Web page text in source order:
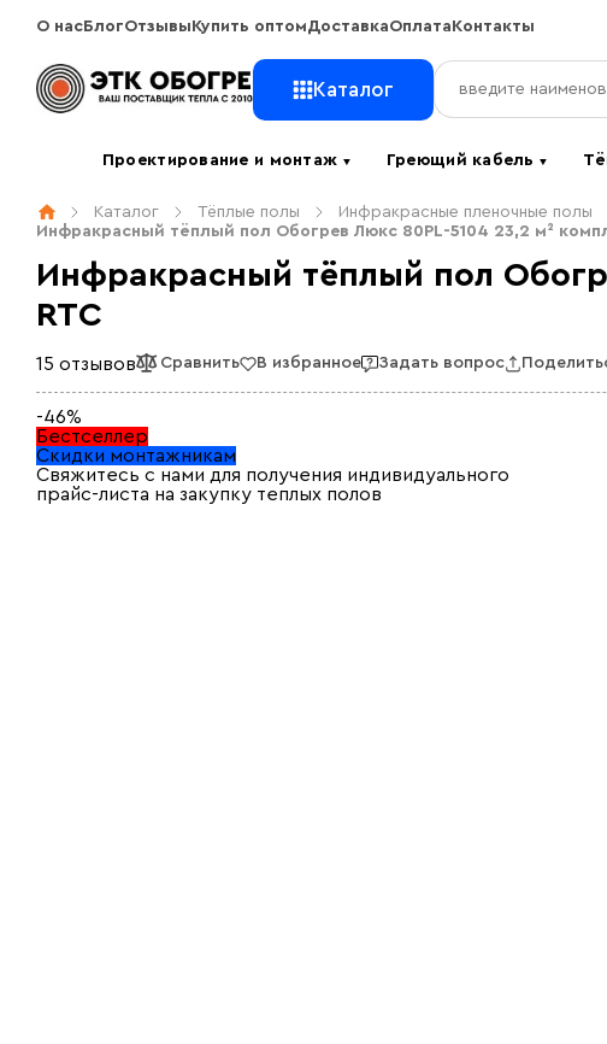
О нас БлогОтзывы Купить оптомДоставкаОплата Контакты
Каталог
Проектирование и монтаж ▼ Греющий кабель▼
Каталог Тёплые полы Инфракрасные пленочные полы
Инфракрасный тёплый пол Обогрев Люкс 80PL-5104 23,2 м²
Инфракрасный тёплый пол
RTC
15 отзывов Сравнить В избранное Задать вопрос
-46%
Бестселлер
Скидки монтажникам
Свяжитесь с нами для получения индивидуального
прайс-листа на закупку теплых полов